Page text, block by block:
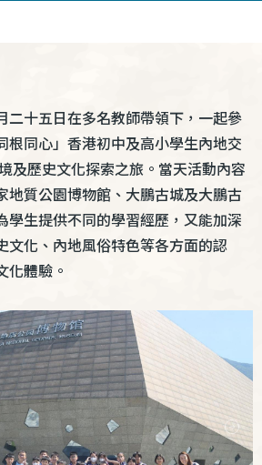
二十五日在多名教師帶領下，一起參
根同心」香港初中及高小學生內地交
及歷史文化探索之旅。當天活動內容
地質公園博物館、大鵬古城及大鵬古
學生提供不同的學習經歷，又能加深
文化、內地風俗特色等各方面的認
化體驗。